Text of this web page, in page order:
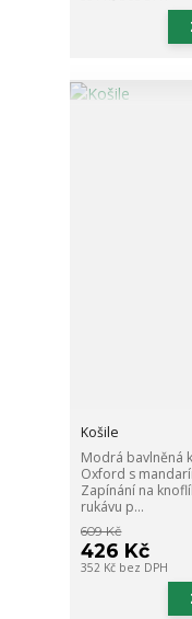
Košile
Modrá bavlněná
Oxford s
Zapínání na
rukávu p...
609 Kč
426 Kč
352 Kč bez DPH